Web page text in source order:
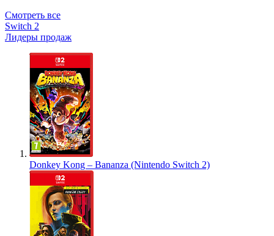
Смотреть все
Switch 2
Лидеры продаж
Donkey Kong – Bananza (Nintendo Switch 2)